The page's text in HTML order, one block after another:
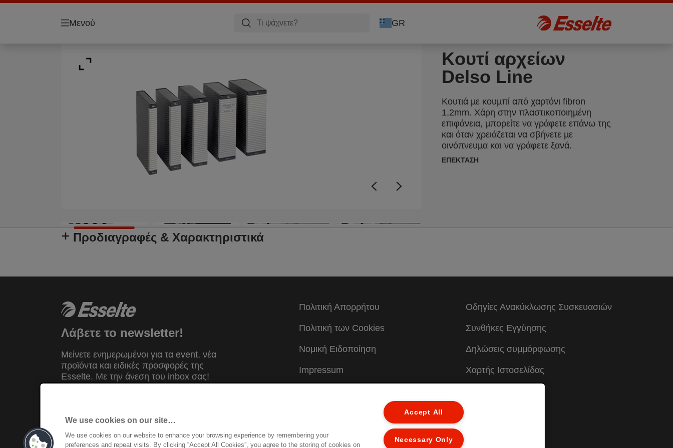
Μενού GR
Kουτί αρχείων
Delso Line
Κουτιά µε κουµπί από χαρτόνι fibron
1,2mm. Χάρη στην πλαστικοποιηµένη
επιφάνεια, µπορείτε να γράφετε επάνω της
και όταν χρειάζεται να σβήνετε µε
οινόπνευµα και να γράφετε ξανά.
ΕΠΈΚΤΑΣΗ
Προδιαγραφές & Χαρακτηριστικά
Λάβετε το newsletter!
Μείνετε ενημερωμένοι για τα event, νέα
προϊόντα και ειδικές προσφορές της
Esselte. Mε την άνεση του inbox σας!
Πολιτική Απορρήτου
Πολιτική των Cookies
Νομική Ειδοποίηση
Impressum
Οδηγίες Ανακύκλωσης Συσκευασιών
Συνθήκες Eγγύησης
Δηλώσεις συμμόρφωσης
Χαρτής Ιστοσελίδας
©2026 ACCO Brands. Τηλ. +30 6944657122
We use cookies on our site…
We use cookies on our website to enhance your browsing experience by remembering your
preferences and repeat visits. By clicking “Accept All Cookies”, you agree to the storing of cookies on
Accept All
Necessary Only